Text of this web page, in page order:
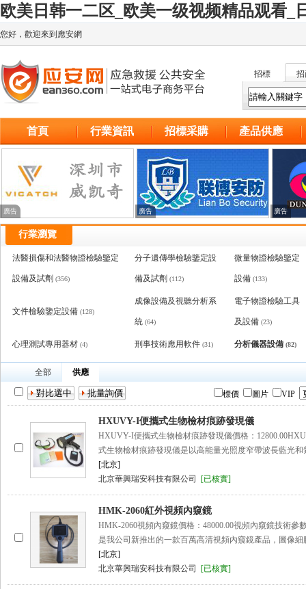
欧美日韩一二区_欧美一级视频精品观看_
您好，歡迎來到應安網
招標
首頁 行業資訊 招標采購 產品供應
廣告 廣告 廣告
行業瀏覽
法醫損傷和法醫物證檢驗鑒定
設備及試劑 (356)
分子遺傳學檢驗鑒定設
備及試劑 (112)
微量物證檢驗鑒定
設備 (133)
文件檢驗鑒定設備 (128)
成像設備及視聽分析系
統 (64)
電子物證檢驗工具
及設備 (23)
心理測試專用器材 (4) 刑事技術應用軟件 (31) 分析儀器設備 (82)
全部 供應
標價 圖片 VIP
HXUVY-I便攜式生物檢材痕跡發現儀
HXUVY-I便攜式生物檢材痕跡發現儀價格：
式生物檢材痕跡發現儀是以高能量光照度窄帶波長藍光和
[北京]
北京華興瑞安科技有限公司
[已核實]
HMK-2060紅外視頻內窺鏡
HMK-2060視頻內窺鏡價格：48000.00視頻內窺鏡技術參
是我公司新推出的一款百萬高清視頻內窺鏡產品，圖像細
[北京]
北京華興瑞安科技有限公司
[已核實]